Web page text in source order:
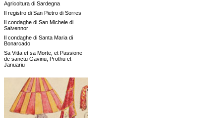
Agricoltura di Sardegna
Il registro di San Pietro di Sorres
Il condaghe di San Michele di
Salvennor
Il condaghe di Santa Maria di
Bonarcado
Sa Vitta et sa Morte, et Passione
de sanctu Gavinu, Prothu et
Januariu